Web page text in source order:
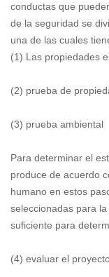
conductas que
de la seguridad se
una de las cuales
(1) Las propiedades
(2) prueba de
(3) prueba ambiental
Para determinar el
produce de acuerdo
humano en estos
seleccionadas para
suficiente para
(4) evaluar el